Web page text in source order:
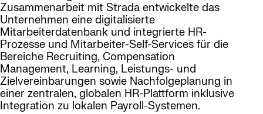
Zusammenarbeit mit Strada entwickelte das
Unternehmen eine digitalisierte
Mitarbeiterdatenbank und integrierte HR-
Prozesse und Mitarbeiter-Self-Services für die
Bereiche Recruiting, Compensation
Management, Learning, Leistungs- und
Zielvereinbarungen sowie Nachfolgeplanung in
einer zentralen, globalen HR-Plattform inklusive
Integration zu lokalen Payroll-Systemen.